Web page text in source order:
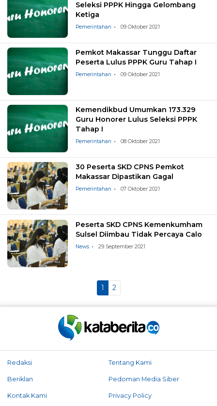
Seleksi PPPK Hingga Gelombang
Ketiga
Pemerintahan 09 Oktober 2021
Pemkot Makassar Tunggu Daftar
Peserta Lulus PPPK Guru Tahap I
Pemerintahan 09 Oktober 2021
Kemendikbud Umumkan 173.329
Guru Honorer Lulus Seleksi PPPK
Tahap I
Pemerintahan 08 Oktober 2021
30 Peserta SKD CPNS Pemkot
Makassar Dipastikan Gagal
Pemerintahan 07 Oktober 2021
Peserta SKD CPNS Kemenkumham
Sulsel Diimbau Tidak Percaya Calo
News 29 September 2021
1 2
Redaksi Tentang Kami
Beriklan Pedoman Media Siber
Kontak Kami Privacy Policy